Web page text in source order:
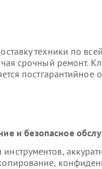
техники по
срочный ремонт.
постгарантийное
и безопасное